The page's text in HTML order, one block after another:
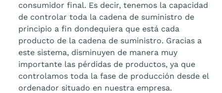
consumidor final. Es decir, tenemos la capacidad
de controlar toda la cadena de suministro de
principio a fin dondequiera que está cada
producto de la cadena de suministro. Gracias a
este sistema, disminuyen de manera muy
importante las pérdidas de productos, ya que
controlamos toda la fase de producción desde el
ordenador situado en nuestra empresa.